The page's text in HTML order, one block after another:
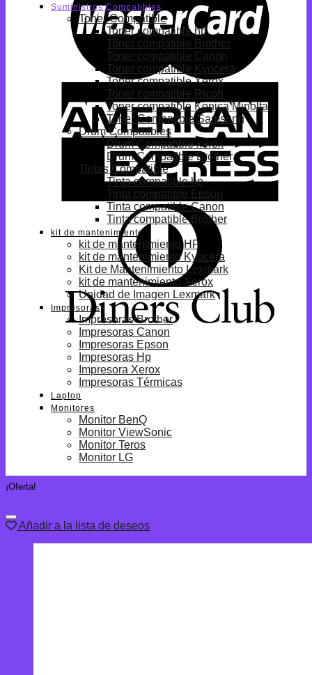
Suministros Compatibles
Toner Compatible
Toner compatible hp
Toner compatible Brother
Toner compatible Canon
Toner compatible Kyocera
Toner compatible Xerox
Toner compatible Ricoh
Toner compatible Konica Minolta
Toner Compatible Samsung
Drum Compatibles
Drum Compatible xerox
Drum Compatible Brother
Tintas Compatible
Tinta compatible hp
Tinta compatible Epson
Tinta compatible Canon
Tinta compatible Brother
kit de mantenimiento
kit de mantenimiento HP
kit de mantenimiento Kyocera
Kit de Mantenimiento Lexmark
kit de mantenimiento Xerox
Unidad de Imagen Lexmark
Impresoras
Impresoras Brother
Impresoras Canon
Impresoras Epson
Impresoras Hp
Impresora Xerox
Impresoras Térmicas
Laptop
Monitores
Monitor BenQ
Monitor ViewSonic
Monitor Teros
Monitor LG
¡Oferta!
Añadir a la lista de deseos